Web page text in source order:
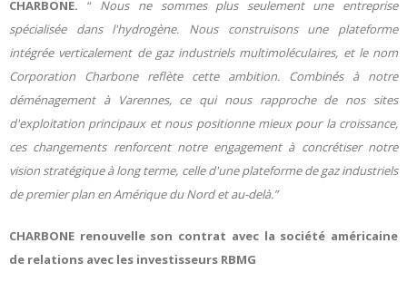
CHARBONE.
“ Nous ne sommes plus seulement une entreprise
spécialisée dans l'hydrogène. Nous construisons une plateforme
intégrée verticalement de gaz industriels multimoléculaires, et le nom
Corporation Charbone reflète cette ambition. Combinés à notre
déménagement à Varennes, ce qui nous rapproche de nos sites
d'exploitation principaux et nous positionne mieux pour la croissance,
ces changements renforcent notre engagement à concrétiser notre
vision stratégique à long terme, celle d'une plateforme de gaz industriels
de premier plan en Amérique du Nord et au-delà.”
CHARBONE renouvelle son contrat avec la société américaine
de relations avec les investisseurs RBMG